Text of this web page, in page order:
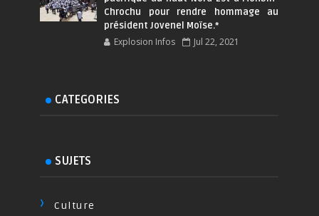
Chrochu pour rendre hommage au
président Jovenel Moïse.*
Explosion Infos Jul 22, 2021
CATEGORIES
SUJETS
Culture